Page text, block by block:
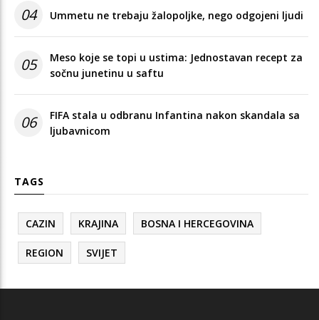
04 Ummetu ne trebaju žalopoljke, nego odgojeni ljudi
05
Meso koje se topi u ustima: Jednostavan recept za
sočnu junetinu u saftu
06
FIFA stala u odbranu Infantina nakon skandala sa
ljubavnicom
TAGS
CAZIN KRAJINA BOSNA I HERCEGOVINA
REGION SVIJET